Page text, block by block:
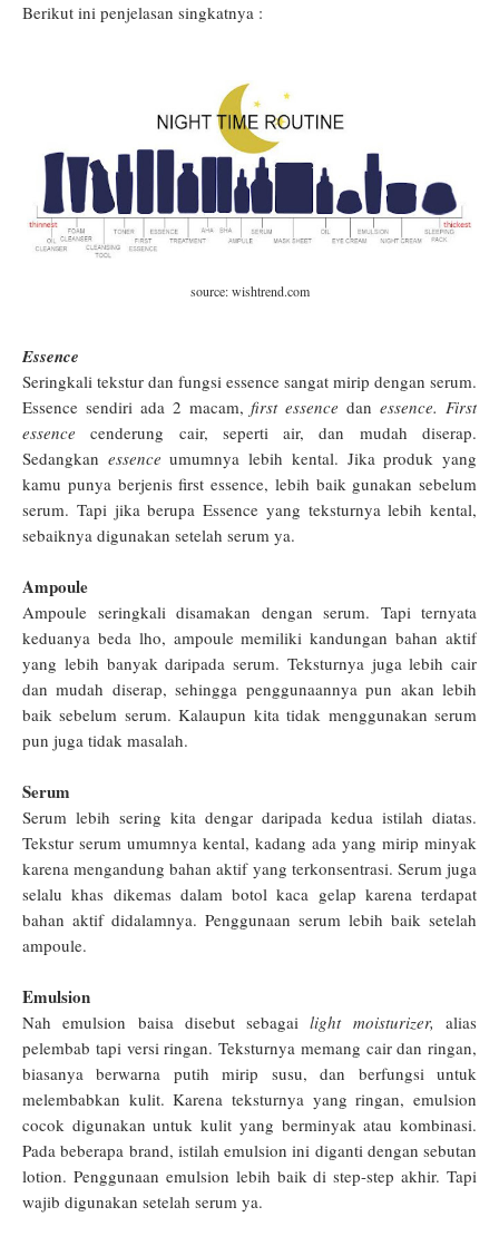
Berikut ini penjelasan singkatnya :
source: wishtrend.com
Essence
Seringkali tekstur dan fungsi essence sangat mirip dengan serum.
Essence sendiri ada 2 macam,first essence dan essence. First
essence cenderung cair, seperti air, dan mudah diserap.
Sedangkan essence umumnya lebih kental. Jika produk yang
kamu punya berjenis first essence, lebih baik gunakan sebelum
serum. Tapi jika berupa Essence yang teksturnya lebih kental,
sebaiknya digunakan setelah serum ya.
Ampoule
Ampoule seringkali disamakan dengan serum. Tapi ternyata
keduanya beda lho, ampoule memiliki kandungan bahan aktif
yang lebih banyak daripada serum. Teksturnya juga lebih cair
dan mudah diserap, sehingga penggunaannya pun akan lebih
baik sebelum serum. Kalaupun kita tidak menggunakan serum
pun juga tidak masalah.
Serum
Serum lebih sering kita dengar daripada kedua istilah diatas.
Tekstur serum umumnya kental, kadang ada yang mirip minyak
karena mengandung bahan aktif yang terkonsentrasi. Serum juga
selalu khas dikemas dalam botol kaca gelap karena terdapat
bahan aktif didalamnya. Penggunaan serum lebih baik setelah
ampoule.
Emulsion
Nah emulsion baisa disebut sebagailight moisturizer,alias
pelembab tapi versi ringan. Teksturnya memang cair dan ringan,
biasanya berwarna putih mirip susu, dan berfungsi untuk
melembabkan kulit. Karena teksturnya yang ringan, emulsion
cocok digunakan untuk kulit yang berminyak atau kombinasi.
Pada beberapa brand, istilah emulsion ini diganti dengan sebutan
lotion. Penggunaan emulsion lebih baik di step-step akhir. Tapi
wajib digunakan setelah serum ya.